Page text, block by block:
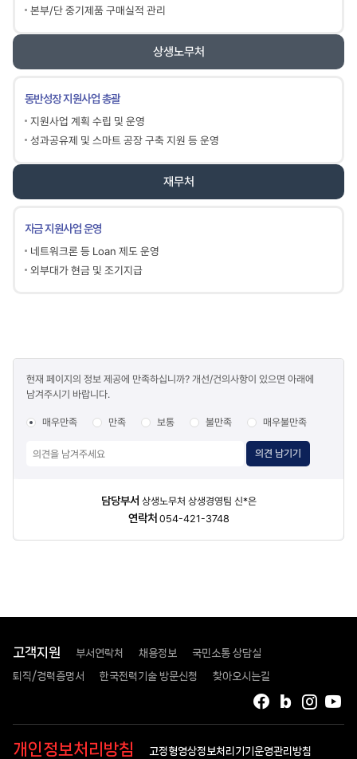
본부/단 중기제품 구매실적 관리
상생노무처
동반성장 지원사업 총괄
지원사업 계획 수립 및 운영
성과공유제 및 스마트 공장 구축 지원 등 운영
재무처
자금 지원사업 운영
네트워크론 등 Loan 제도 운영
외부대가 현금 및 조기지급
만족도
조사
현재 페이지의 정보 제공에 만족하십니까? 개선/건의사항이 있으면 아래에
남겨주시기 바랍니다.
매우만족 만족 보통 불만족 매우불만족
의견 남기기
담당부서 상생노무처 상생경영팀 신*은
연락처 054-421-3748
고객지원 부서연락처 채용정보 국민소통 상담실
퇴직/경력증명서 한국전력기술 방문신청 찾아오시는길
인스
블로그
페이스북
개인정보처리방침 고정형영상정보처리기기운영관리방침